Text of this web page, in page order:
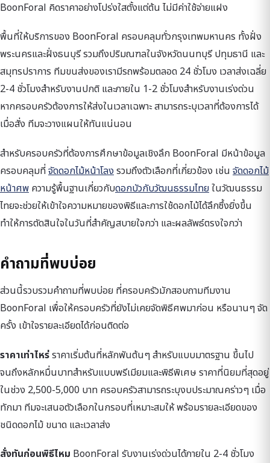
BoonForal คิดราคาอย่างโปร่งใสตั้งแต่ต้น ไม่มีค่าใช้จ่ายแฝง
พื้นที่ให้บริการของ BoonForal ครอบคลุมทั่วกรุงเทพมหานคร ทั้งฝั่ง
พระนครและฝั่งธนบุรี รวมถึงปริมณฑลในจังหวัดนนทบุรี ปทุมธานี และ
สมุทรปราการ ทีมขนส่งของเรามีรถพร้อมตลอด 24 ชั่วโมง เวลาส่งเฉลี่ย
2-4 ชั่วโมงสำหรับงานปกติ และภายใน 1-2 ชั่วโมงสำหรับงานเร่งด่วน
หากครอบครัวต้องการให้ส่งในเวลาเฉพาะ สามารถระบุเวลาที่ต้องการได้
เมื่อสั่ง ทีมจะวางแผนให้ทันแน่นอน
สำหรับครอบครัวที่ต้องการศึกษาข้อมูลเชิงลึก BoonForal มีหน้าข้อมูล
ครอบคลุมที่จัดดอกไม้หน้าโลง รวมถึงตัวเลือกที่เกี่ยวข้อง เช่น จัดดอกไม้
หน้าศพ ความรู้พื้นฐานเกี่ยวกับดอกบัวกับวัฒนธรรมไทยในวัฒนธรรม
ไทยจะช่วยให้เข้าใจความหมายของพิธีและการใช้ดอกไม้ได้ลึกซึ้งยิ่งขึ้น
ทำให้การตัดสินใจในวันที่สำคัญสบายใจกว่า และผลลัพธ์ตรงใจกว่า
คำถามที่พบบ่อย
ส่วนนี้รวบรวมคำถามที่พบบ่อย ที่ครอบครัวมักสอบถามทีมงาน
BoonForal เพื่อให้ครอบครัวที่ยังไม่เคยจัดพิธีศพมาก่อน หรือนานๆ จัด
ครั้ง เข้าใจรายละเอียดได้ก่อนติดต่อ
ราคาเท่าไหร่ราคาเริ่มต้นที่หลักพันต้นๆ สำหรับแบบมาตรฐาน ขึ้นไป
จนถึงหลักหมื่นบาทสำหรับแบบพรีเมียมและพิธีพิเศษ ราคาที่นิยมที่สุดอยู่
ในช่วง 2,500-5,000 บาท ครอบครัวสามารถระบุงบประมาณคร่าวๆ เมื่อ
ทักมา ทีมจะเสนอตัวเลือกในกรอบที่เหมาะสมให้ พร้อมรายละเอียดของ
ชนิดดอกไม้ ขนาด และเวลาส่ง
สั่งทันก่อนพิธีไหม BoonForal รับงานเร่งด่วนได้ภายใน 2-4 ชั่วโมง